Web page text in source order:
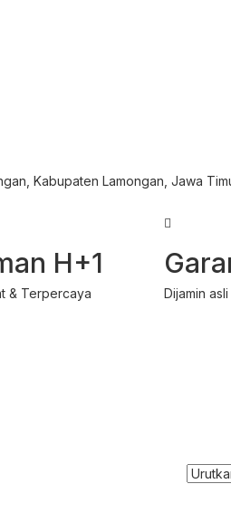
Kabupaten Lamongan, Jawa
H+1
& Terpercaya Dijamin